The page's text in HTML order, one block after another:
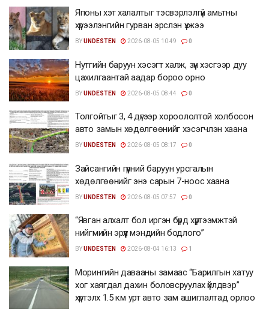
Японы хэт халалтыг тэсвэрлэлгүй амьтны
хүрээлэнгийн гурван эрслэн үхжээ
BYUNDESTEN 2026-08-05 10:49 0
Нутгийн баруун хэсэгт халж, зүүн хэсгээр дуу
цахилгаантай аадар бороо орно
BYUNDESTEN 2026-08-05 08:44 0
Толгойтыг 3, 4 дүгээр хороололтой холбосон
авто замын хөдөлгөөнийг хэсэгчлэн хаана
BYUNDESTEN 2026-08-05 08:17 0
Зайсангийн гүүрний баруун урсгалын
хөдөлгөөнийг энэ сарын 7-ноос хаана
BYUNDESTEN 2026-08-05 07:57 0
“Явган алхалт бол иргэн бүрд хүртээмжтэй
нийгмийн эрүүл мэндийн бодлого”
BYUNDESTEN 2026-08-04 16:13 1
Морингийн давааны замаас “Барилгын хатуу
хог хаягдал дахин боловсруулах үйлдвэр”
хүртэлх 1.5 км урт авто зам ашиглалтад орлоо